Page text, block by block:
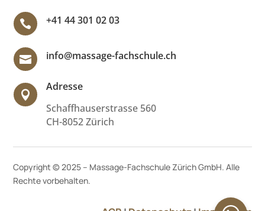
 +41 44 301 02 03
 info@massage-fachschule.ch

Adresse
Schaffhauserstrasse 560
CH-8052 Zürich
Copyright © 2025 – Massage-Fachschule Zürich GmbH. Alle
Rechte vorbehalten.